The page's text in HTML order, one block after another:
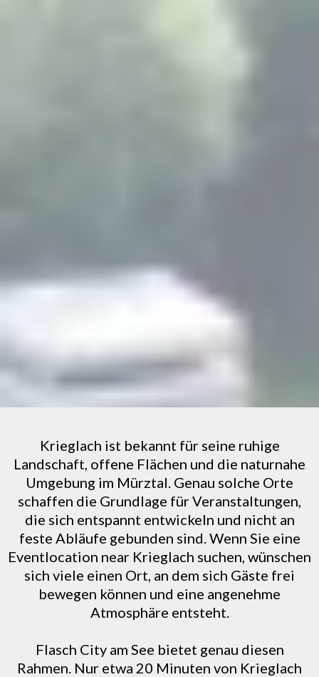
Krieglach ist bekannt für seine ruhige
Landschaft, offene Flächen und die naturnahe
Umgebung im Mürztal. Genau solche Orte
schaffen die Grundlage für Veranstaltungen,
die sich entspannt entwickeln und nicht an
feste Abläufe gebunden sind. Wenn Sie eine
Eventlocation near Krieglach suchen, wünschen
sich viele einen Ort, an dem sich Gäste frei
bewegen können und eine angenehme
Atmosphäre entsteht.
Flasch City am See bietet genau diesen
Rahmen. Nur etwa 20 Minuten von Krieglach